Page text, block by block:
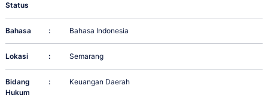
Status
Bahasa : Bahasa Indonesia
Lokasi : Semarang
Bidang
Hukum
: Keuangan Daerah